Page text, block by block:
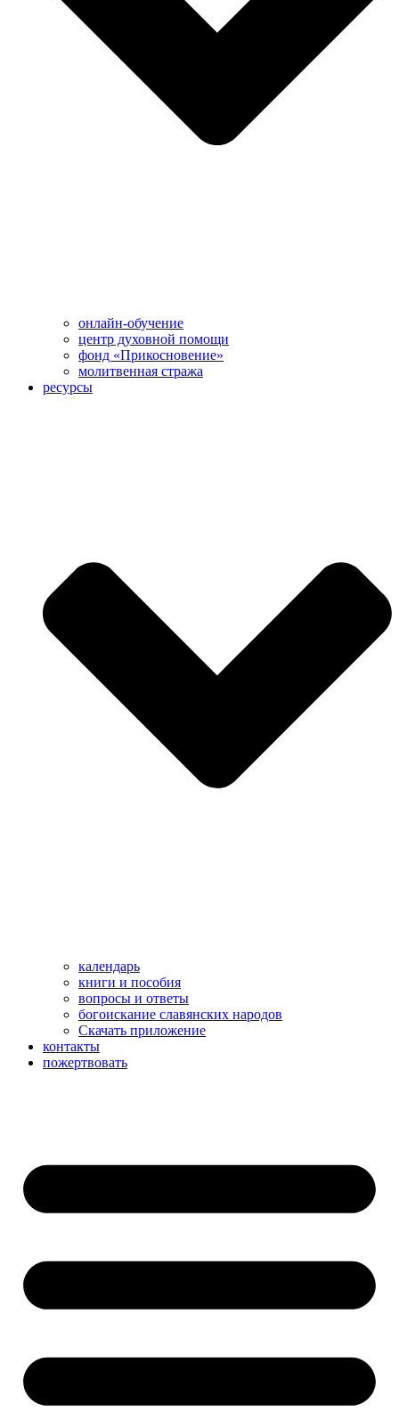
онлайн-обучение
центр духовной помощи
фонд «Прикосновение»
молитвенная стража
ресурсы
календарь
книги и пособия
вопросы и ответы
богоискание славянских народов
Скачать приложение
контакты
пожертвовать